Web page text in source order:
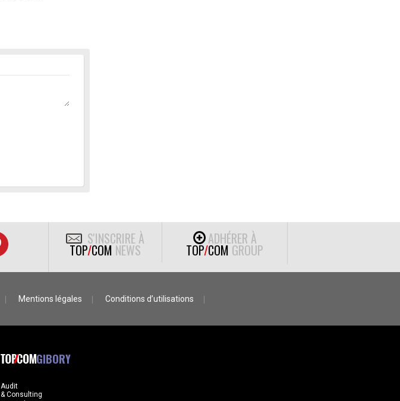
S'INSCRIRE À
TOP/COM NEWS
ADHÉRER À
TOP/COM GROUP
Mentions légales Conditions d’utilisations
GIBORY
Audit
& Consulting